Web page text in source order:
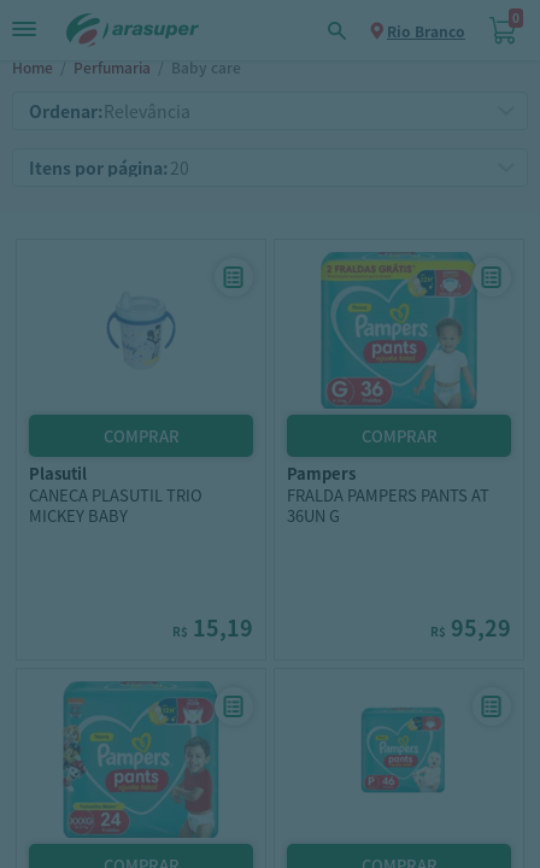
Rio Branco
0
Home / Perfumaria / Baby care
Ordenar:
Itens por página:
plasutil
CANECA PLASUTIL TRIO
MICKEY BABY
R$ 15,19
pampers
FRALDA PAMPERS PANTS AT
36UN G
R$ 95,29